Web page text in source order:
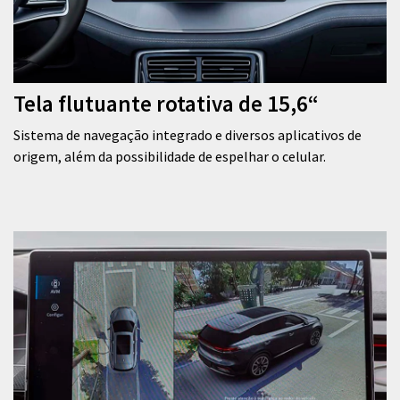
Tela flutuante rotativa de 15,6“
Sistema de navegação integrado e diversos aplicativos de
origem, além da possibilidade de espelhar o celular.